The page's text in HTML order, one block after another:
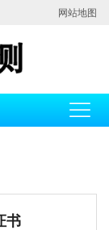
网站地图
书